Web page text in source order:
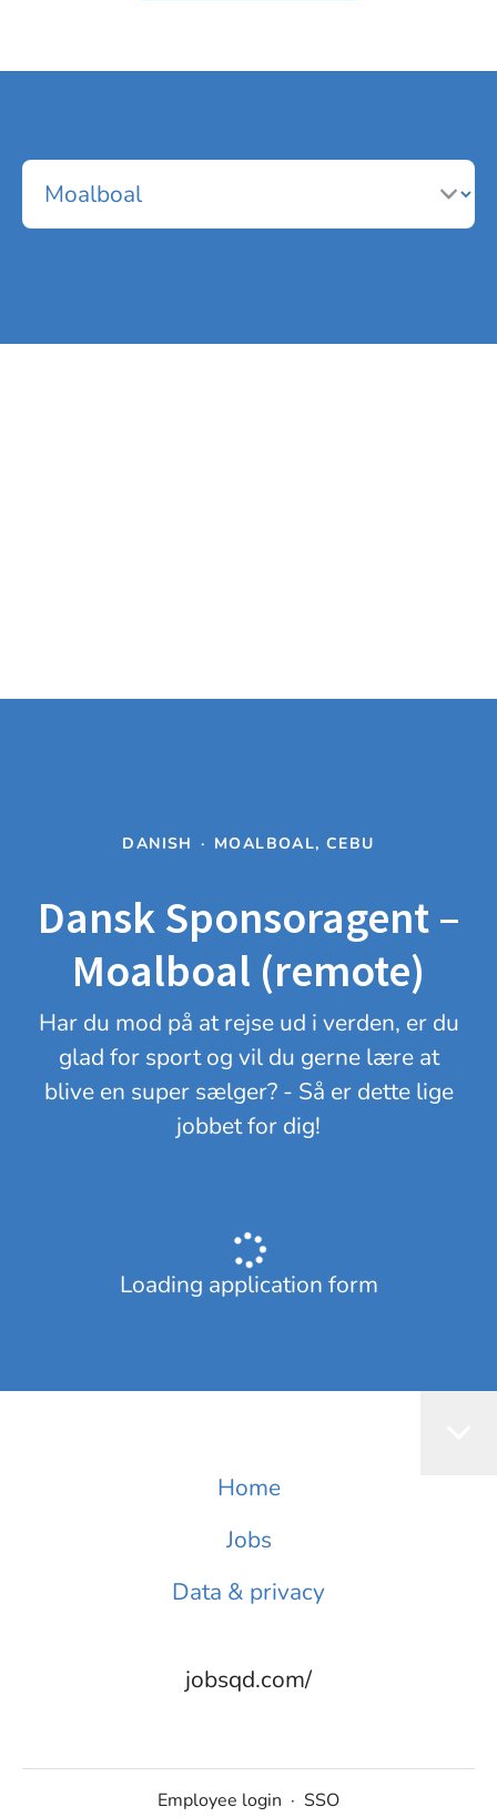
DANISH · MOALBOAL, CEBU
Dansk Sponsoragent –
Moalboal (remote)
Har du mod på at rejse ud i verden, er du
glad for sport og vil du gerne lære at
blive en super sælger? - Så er dette lige
jobbet for dig!
Loading application form
Home
Jobs
Data & privacy
jobsqd.com/
Employee login · SSO